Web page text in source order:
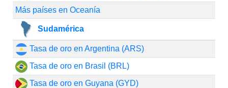
Más países en Oceanía
Sudamérica
Tasa de oro en Argentina (ARS)
Tasa de oro en Brasil (BRL)
Tasa de oro en Guyana (GYD)